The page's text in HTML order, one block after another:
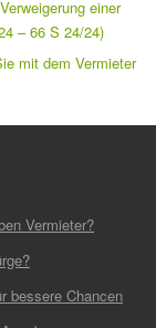
einer
– 66 S 24/24)
mit dem Vermieter
Vermieter?
bessere Chancen